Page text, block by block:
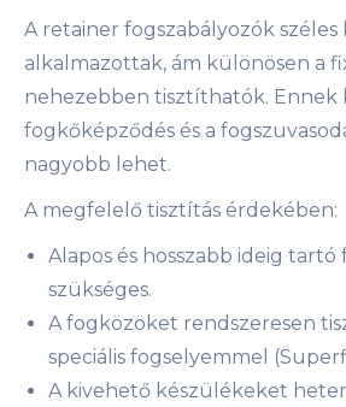
A retainer fogszabályozók széles
alkalmazottak, ám különösen a
nehezebben tisztíthatók. Ennek
fogkőképződés és a
nagyobb lehet.
A megfelelő tisztítás érdekében:
Alapos és hosszabb ideig tartó
szükséges.
A fogközöket rendszeresen
speciális fogselyemmel
A kivehető készülékeket